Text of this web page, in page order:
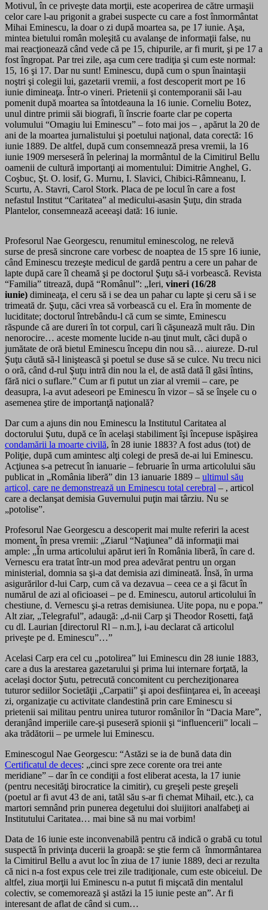
Motivul, în ce priveşte data morţii, este acoperirea de către urmaşii
celor care l-au prigonit a grabei suspecte cu care a fost înmormântat
Mihai Eminescu, la doar o zi după moartea sa, pe 17 iunie. Aşa,
mintea bietului român moleşită cu avalanşe de informaţii false, nu
mai reacţionează când vede că pe 15, chipurile, ar fi murit, şi pe 17 a
fost îngropat. Par trei zile, aşa cum cere tradiţia şi cum este normal:
15, 16 şi 17. Dar nu sunt! Eminescu, după cum o spun înaintaşii
noştri şi colegii lui, gazetarii vremii, a fost descoperit mort pe 16
iunie dimineaţa. Într-o vineri. Prietenii şi contemporanii săi l-au
pomenit după moartea sa întotdeauna la 16 iunie. Corneliu Botez,
unul dintre primii săi biografi, îi înscrie foarte clar pe coperta
volumului “Omagiu lui Eminescu” – foto mai jos – , apărut la 20 de
ani de la moartea jurnalistului şi poetului naţional, data corectă: 16
iunie 1889. De altfel, după cum consemnează presa vremii, la 16
iunie 1909 merseseră în pelerinaj la mormân­tul de la Cimitirul Bellu
oamenii de cultură importanţi ai mo­mentului: Dimitrie Anghel, G.
Coşbuc, Şt. O. losif, G. Murnu, I. Slavici, Chibici-Râmneanu, I.
Scurtu, A. Stavri, Carol Stork. Placa de pe locul în care a fost
nefastul Institut “Caritatea” al medicului-asasin Şuţu, din strada
Plantelor, consemnează aceeaşi dată: 16 iunie.
Profesorul Nae Georgescu, renumitul eminescolog, ne relevă
surse de presă sincrone care vorbesc de noaptea de 15 spre 16 iunie,
când Eminescu trezeşte medicul de gardă pentru a cere un pahar de
lapte după care îl cheamă şi pe doctorul Şuţu să-i vorbească. Revista
“Familia” titrează, după “Românul”: „Ieri, vineri (16/28
iunie) dimineaţa, el ceru să i se dea un pahar cu lapte şi ceru să i se
trimeată dr. Şuţu, căci vrea să vorbească cu el. Era în momente de
luciditate; doctorul întrebându-l că cum se simte, Eminescu
rãspunde că are dureri în tot corpul, cari îi căşuneazã mult rău. Din
nenorocire… aceste momente lucide n-au ţinut mult, cãci dupã o
jumătate de oră bietul Eminescu începu din nou sã… aiureze. D-rul
Şuţu căută sã-l linişteascã şi poetul se duse să se culce. Nu trecu nici
o orã, când d-rul Şuţu intră din nou la el, de astã dată îl gãsi întins,
fără nici o suflare.” Cum ar fi putut un ziar al vremii – care, pe
deasupra, l-a avut adeseori pe Eminescu în vizor – să se înşele cu o
asemenea ştire de importanţă naţională?
Dar cum a ajuns din nou Eminescu la Institutul Caritatea al
doctorului Şutu, după ce în acelaşi stabiliment îşi începuse ispăşirea
condamării la moarte civilă, în 28 iunie 1883? A fost adus (tot) de
Poliţie, după cum amintesc alţi colegi de presă de-ai lui Eminescu.
Acţiunea s-a petrecut în ianuarie – februarie în urma articolului său
publicat in „România liberă” din 13 ianuarie 1889 – ultimul său
articol, care ne demonstrează un Eminescu total cerebral – , articol
care a declanşat demisia Guvernului puţin mai târziu. Nu se
„potolise”.
Profesorul Nae Georgescu a descoperit mai multe referiri la acest
moment, în presa vremii: „Ziarul “Naţiunea” dă informaţii mai
ample: „În urma articolului apărut ieri în România liberã, în care d.
Vernescu era tratat într-un mod prea adevărat pentru un organ
ministerial, domnia sa şi-a dat demisia azi dimineată. Însă, în urma
asigurărilor d-lui Carp, cum că va dezavua – ceea ce a şi fãcut în
numărul de azi al oficioasei – pe d. Eminescu, autorul articolului în
chestiune, d. Vernescu şi-a retras demisiunea. Uite popa, nu e popa.”
Alt ziar, „Telegraful”, adaugã: „d-nii Carp şi Theodor Rosetti, faţă
cu dl. Laurian [directorul Rl – n.m.], i-au declarat că articolul
priveşte pe d. Eminescu”…”
Acelasi Carp era cel cu „potolirea” lui Eminescu din 28 iunie 1883,
care a dus la arestarea gazetarului şi prima lui internare forţată, la
acelaşi doctor Şutu, petrecută concomitent cu percheziţionarea
tuturor sediilor Societăţii „Carpatii” şi apoi desfiinţarea ei, în aceeaşi
zi, organizaţie cu activitate clandestină prin care Eminescu si
prietenii sai militau pentru unirea tuturor românilor în “Dacia Mare”,
deranjând imperiile care-şi puseseră spionii şi “influencerii” locali –
aka trădătorii – pe urmele lui Eminescu.
Eminescogul Nae Georgescu: “Astăzi se ia de bună data din
Certificatul de deces: „cinci spre zece corente ora trei ante
meridiane” – dar în ce condiţii a fost eliberat acesta, la 17 iunie
(pentru necesităţi birocratice la cimitir), cu greşeli peste greşeli
(poetul ar fi avut 43 de ani, tatãl său s-ar fi chemat Mihail, etc.), ca
martori semnând prin punerea degetului doi sluijitori analfabeţi ai
Institutului Caritatea… mai bine sã nu mai vorbim!
Data de 16 iunie este inconvenabilã pentru că indicã o grabă cu totul
suspectă în privinţa ducerii la groapã: se ştie ferm că înmormântarea
la Cimitirul Bellu a avut loc în ziua de 17 iunie 1889, deci ar rezulta
că nici n-a fost expus cele trei zile tradiţionale, cum este obiceiul. De
altfel, ziua morţii lui Eminescu n-a putut fi mişcatã din mentalul
colectiv, se comemorează şi astăzi la 15 iunie peste an”. Ar fi
interesant de aflat de când si cum…